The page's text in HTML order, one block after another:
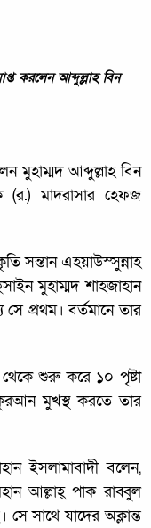
করলেন আব্দুল্লাহ বিন
আব্দুল্লাহ বিন
মাদরাসার হেফজ
সন্তান এহয়াউস্সুন্নাহ
মুহাম্মদ শাহজাহান
প্রথম। বর্তমানে তার
থেকে শুরু করে ১০ পৃষ্টা
মুখস্থ করতে তার
ইসলামাবাদী বলেন,
আল্লাহ্ পাক রাব্বুল
সাথে যাদের অক্লান্ত